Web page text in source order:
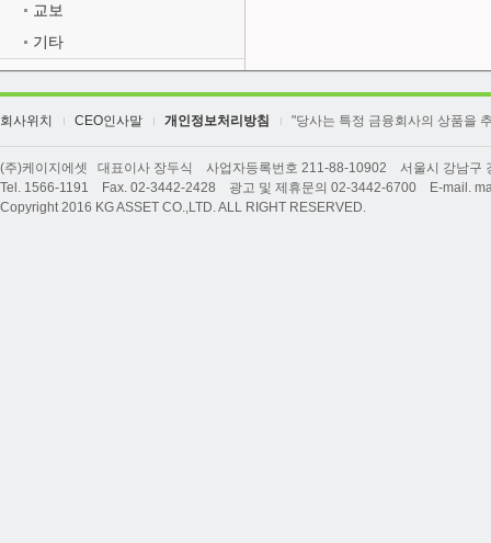
교보
기타
회사위치 CEO인사말 개인정보처리방침 "당사는 특정 금융회사의 상품을
(주)케이지에셋 대표이사 장두식 사업자등록번호 211-88-10902 서울시 강남구
Tel. 1566-1191 Fax. 02-3442-2428 광고 및 제휴문의 02-3442-6700 E-mail.
Copyright 2016 KG ASSET CO.,LTD. ALL RIGHT RESERVED.